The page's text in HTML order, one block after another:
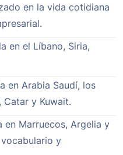
en la vida cotidiana
en el Líbano, Siria,
en Arabia Saudí, los
Catar y Kuwait.
en Marruecos, Argelia y
y